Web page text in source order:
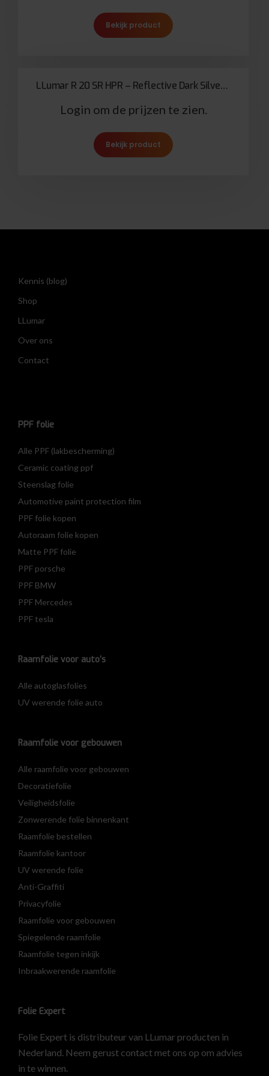
Bekijk product
LLumar R 20 SR HPR – Reflective Dark Silver 20
Login om de prijzen te zien.
Bekijk product
Kennis (blog)
Shop
LLumar
Over ons
Contact
PPF folie
Alle PPF (lakbescherming)
Ceramic coating ppf
Steenslag folie
Automotive paint protection film
PPF folie kopen
Autoraam folie kopen
Matte PPF folie
PPF porsche
PPF BMW
PPF Mercedes
PPF tesla
Raamfolie voor auto’s
Alle autoglasfolies
UV werende folie auto
Raamfolie voor gebouwen
Alle raamfolie voor gebouwen
Decoratiefolie
Veiligheidsfolie
Zonwerende folie binnenkant
Raamfolie bestellen
Raamfolie kantoor
UV werende folie
Anti-Graffiti
Privacyfolie
Raamfolie voor gebouwen
Spiegelende raamfolie
Raamfolie tegen inkijk
Inbraakwerende raamfolie
Folie Expert
Folie Expert is distributeur van LLumar producten in
Nederland. Neem gerust contact met ons op om advies
in te winnen.